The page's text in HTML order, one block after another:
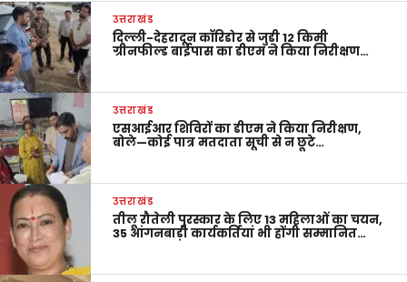
उत्तराखंड
दिल्ली-देहरादून कॉरिडोर से जुड़ी 12 किमी
ग्रीनफील्ड बाईपास का डीएम ने किया निरीक्षण…
उत्तराखंड
एसआईआर शिविरों का डीएम ने किया निरीक्षण,
बोले—कोई पात्र मतदाता सूची से न छूटे…
उत्तराखंड
तीलू रौतेली पुरस्कार के लिए 13 महिलाओं का चयन,
35 आंगनबाड़ी कार्यकर्तियां भी होंगी सम्मानित…